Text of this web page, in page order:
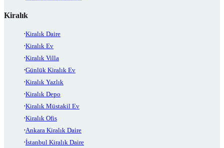
Kiralık
Kiralık Daire
Kiralık Ev
Kiralık Villa
Günlük Kiralık Ev
Kiralık Yazlık
Kiralık Depo
Kiralık Müstakil Ev
Kiralık Ofis
Ankara Kiralık Daire
İstanbul Kiralık Daire